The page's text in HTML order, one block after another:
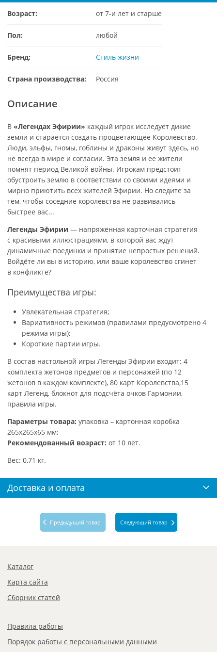
Возраст: от 7-и лет и старше
Пол: любой
Бренд: Стиль жизни
Страна производства: Россия
Описание
В «Легендах Эфирии» каждый игрок исследует дикие
земли и старается создать процветающее Королевство.
Люди, эльфы, гномы, гоблины и драконы живут здесь, но
не всегда в мире и согласии. Эта земля и ее жители
помнят период Великой войны. Игрокам предстоит
обустроить землю в соответствии со своими идеями и
мирно приютить всех жителей Эфирии. Но следите за
тем, чтобы соседние королевства не развивались
быстрее вас...
Легенды Эфирии — напряженная карточная стратегия
с красивыми иллюстрациями, в которой вас ждут
динамичные поединки и принятие непростых решений.
Войдёте ли вы в историю, или ваше королевство сгинет
в конфликте?
Преимущества игры:
Увлекательная стратегия;
Вариативность режимов (правилами предусмотрено 4
режима игры);
Короткие партии игры.
В состав настольной игры Легенды Эфирии входит: 4
комплекта жетонов предметов и персонажей (по 12
жетонов в каждом комплекте), 80 карт Королевства,15
карт Легенд, блокнот для подсчёта очков Гармонии,
правила игры.
Параметры товара: упаковка – картонная коробка
265х265х65 мм;
Рекомендованный возраст: от 10 лет.
Вес: 0,71 кг.
Доставка и оплата
Предыдущий товар Следующий товар
Каталог
Карта сайта
Сборник статей
Правила работы
Порядок работы с персональными данными